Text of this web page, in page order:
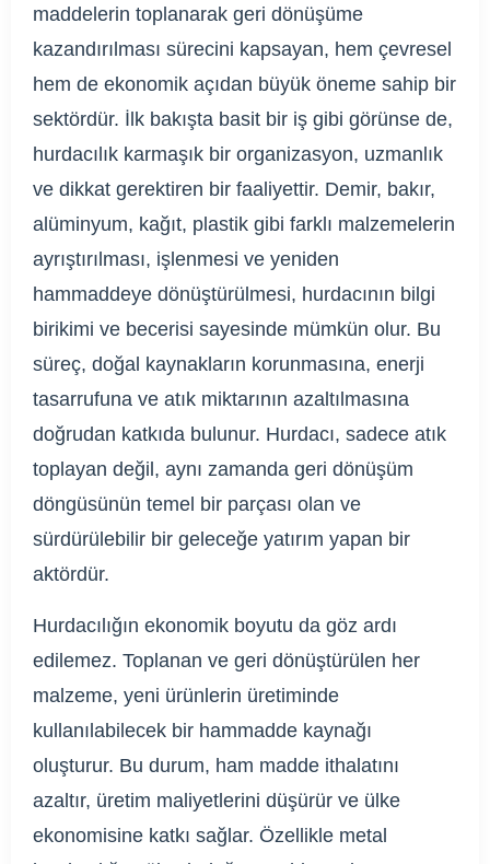
maddelerin toplanarak geri dönüşüme
kazandırılması sürecini kapsayan, hem çevresel
hem de ekonomik açıdan büyük öneme sahip bir
sektördür. İlk bakışta basit bir iş gibi görünse de,
hurdacılık karmaşık bir organizasyon, uzmanlık
ve dikkat gerektiren bir faaliyettir. Demir, bakır,
alüminyum, kağıt, plastik gibi farklı malzemelerin
ayrıştırılması, işlenmesi ve yeniden
hammaddeye dönüştürülmesi, hurdacının bilgi
birikimi ve becerisi sayesinde mümkün olur. Bu
süreç, doğal kaynakların korunmasına, enerji
tasarrufuna ve atık miktarının azaltılmasına
doğrudan katkıda bulunur. Hurdacı, sadece atık
toplayan değil, aynı zamanda geri dönüşüm
döngüsünün temel bir parçası olan ve
sürdürülebilir bir geleceğe yatırım yapan bir
aktördür.
Hurdacılığın ekonomik boyutu da göz ardı
edilemez. Toplanan ve geri dönüştürülen her
malzeme, yeni ürünlerin üretiminde
kullanılabilecek bir hammadde kaynağı
oluşturur. Bu durum, ham madde ithalatını
azaltır, üretim maliyetlerini düşürür ve ülke
ekonomisine katkı sağlar. Özellikle metal